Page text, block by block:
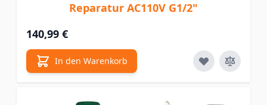
Reparatur AC110V G1/2"
140,99 €
In den Warenkorb